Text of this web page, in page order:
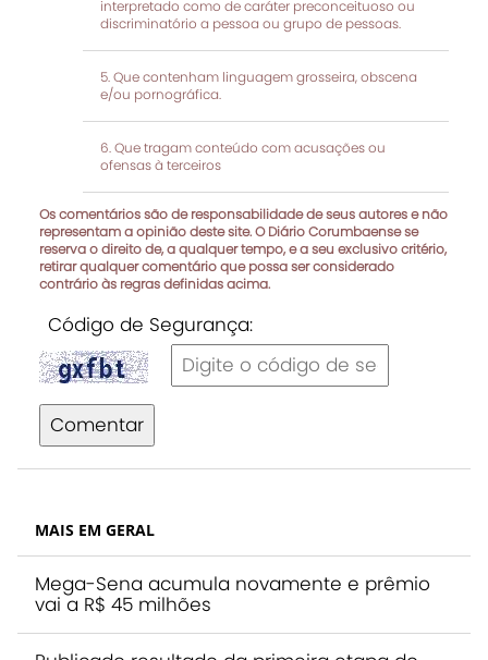
interpretado como de caráter preconceituoso ou
discriminatório a pessoa ou grupo de pessoas.
Que contenham linguagem grosseira, obscena
e/ou pornográfica.
Que tragam conteúdo com acusações ou
ofensas à terceiros
Os comentários são de responsabilidade de seus autores e não
representam a opinião deste site. O Diário Corumbaense se
reserva o direito de, a qualquer tempo, e a seu exclusivo critério,
retirar qualquer comentário que possa ser considerado
contrário às regras definidas acima.
Código de Segurança:
Comentar
MAIS EM GERAL
Mega-Sena acumula novamente e prêmio
vai a R$ 45 milhões